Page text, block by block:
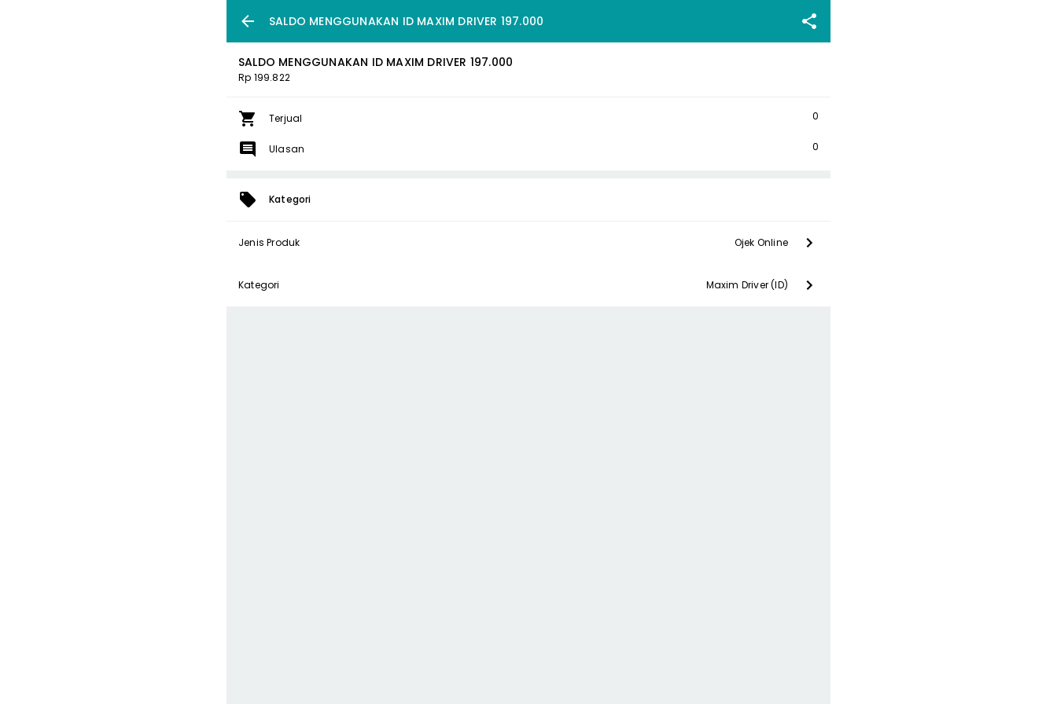
SALDO MENGGUNAKAN ID MAXIM DRIVER 197.000
SALDO MENGGUNAKAN ID MAXIM DRIVER 197.000
Rp 199.822
Terjual 0
Ulasan 0
Kategori
Jenis Produk Ojek Online
Kategori Maxim Driver (ID)